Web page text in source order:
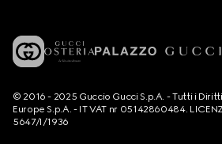
© 2016 - 2025 Guccio Gucci S.p.A. - Tutti i
Europe S.p.A. - IT VAT nr 05142860484.
5647/I/1936